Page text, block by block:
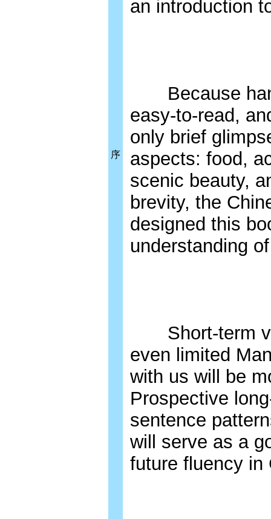
序
an introduction
Because
easy-to-read,
only brief
aspects: food,
scenic beauty,
brevity, the
designed this
understanding
Short-term
even limited
with us will be
Prospective
sentence
will serve as a
future fluency in